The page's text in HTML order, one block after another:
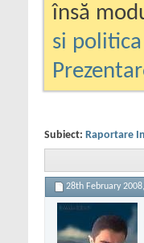
însă
si
Subiect: Raportare
28th February 2008,